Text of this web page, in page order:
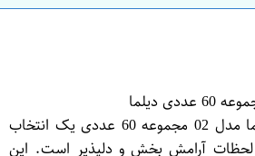
کالای بسته دمنوش دیلما مدل 02 مجموعه 60 عددی یک انتخاب
لحظات آرامش بخش و دلپذیر است. این